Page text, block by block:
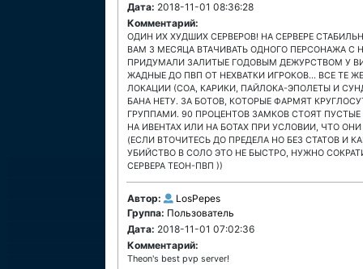
Дата: 2018-11-01 08:36:28
Комментарий:
ОДИН ИХ ХУДШИХ СЕРВЕРОВ! НА СЕРВЕРЕ
ВАМ 3 МЕСЯЦА ВТАЧИВАТЬ ОДНОГО ПЕРСОНАЖА С
ПРИДУМАЛИ ЗАЛИТЫЕ ГОДОВЫМ ДЕЖУРСТВОМ У
ЖАДНЫЕ ДО ПВП ОТ НЕХВАТКИ ИГРОКОВ... ВСЕ ТЕ
ЛОКАЦИИ (СОА, КАРИКИ, ПАЙЛОКА-ЭПОЛЕТЫ И
БАНА НЕТУ. ЗА БОТОВ, КОТОРЫЕ ФАРМЯТ
ГРУППАМИ. 90 ПРОЦЕНТОВ ЗАМКОВ СТОЯТ
НА ИВЕНТАХ ИЛИ НА БОТАХ ПРИ УСЛОВИИ, ЧТО
(ЕСЛИ ВТОЧИТЕСЬ ДО ПРЕДЕЛА НО БЕЗ СТАТОВ И
УБИЙСТВО В СОЛО ЭТО НЕ БЫСТРО, НУЖНО
СЕРВЕРА ТЕОН-ПВП ))
Автор:
LosPepes
Группа: Пользователь
Дата: 2018-11-01 07:02:36
Комментарий:
Theon's best pvp server!